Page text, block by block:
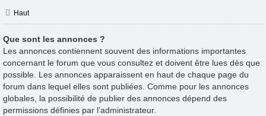
Haut
Que sont les annonces ?
Les annonces contiennent souvent des informations importantes
concernant le forum que vous consultez et doivent être lues dès que
possible. Les annonces apparaissent en haut de chaque page du
forum dans lequel elles sont publiées. Comme pour les annonces
globales, la possibilité de publier des annonces dépend des
permissions définies par l’administrateur.